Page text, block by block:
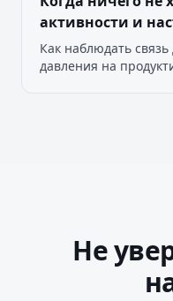
активности и
Как наблюдать
давления на
Не